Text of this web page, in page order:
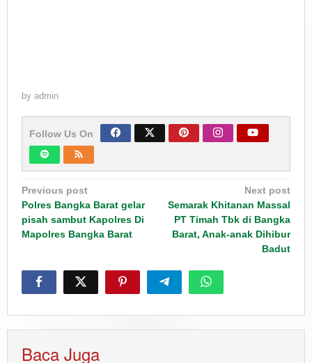
by admin
Follow Us On
Post
navigation
Previous post
Polres Bangka Barat gelar
pisah sambut Kapolres Di
Mapolres Bangka Barat
Next post
Semarak Khitanan Massal
PT Timah Tbk di Bangka
Barat, Anak-anak Dihibur
Badut
Baca Juga